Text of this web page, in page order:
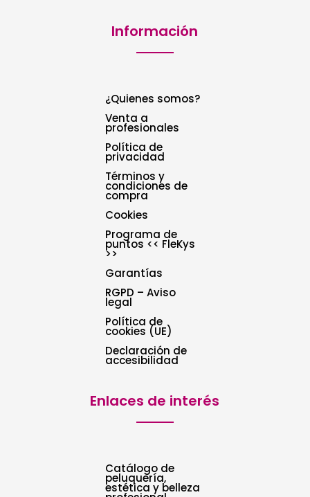
Información
¿Quienes somos?
Venta a
profesionales
Política de
privacidad
Términos y
condiciones de
compra
Cookies
Programa de
puntos << FleKys
>>
Garantías
RGPD – Aviso
legal
Política de
cookies (UE)
Declaración de
accesibilidad
Enlaces de interés
Catálogo de
peluquería,
estética y belleza